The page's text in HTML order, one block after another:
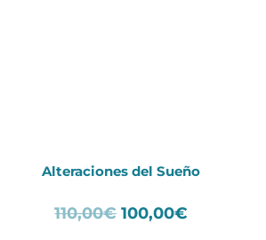
Alteraciones del Sueño
110,00€ El
100,00€